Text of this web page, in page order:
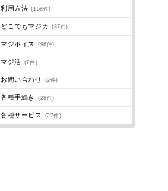
利用方法 (158件)
どこでもマジカ (37件)
マジボイス (96件)
マジ活 (7件)
お問い合わせ (2件)
各種手続き (28件)
各種サービス (27件)